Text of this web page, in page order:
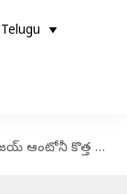
Telugu
ఎప్పుడు రిలీజ్ కానుందంటే?